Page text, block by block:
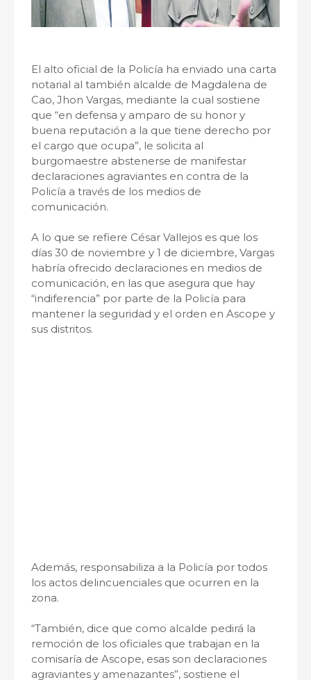
El alto oficial de la Policía ha enviado una carta
notarial al también alcalde de Magdalena de
Cao, Jhon Vargas, mediante la cual sostiene
que “en defensa y amparo de su honor y
buena reputación a la que tiene derecho por
el cargo que ocupa”, le solicita al
burgomaestre abstenerse de manifestar
declaraciones agraviantes en contra de la
Policía a través de los medios de
comunicación.
A lo que se refiere César Vallejos es que los
días 30 de noviembre y 1 de diciembre, Vargas
habría ofrecido declaraciones en medios de
comunicación, en las que asegura que hay
“indiferencia” por parte de la Policía para
mantener la seguridad y el orden en Ascope y
sus distritos.
Además, responsabiliza a la Policía por todos
los actos delincuenciales que ocurren en la
zona.
“También, dice que como alcalde pedirá la
remoción de los oficiales que trabajan en la
comisaría de Ascope, esas son declaraciones
agraviantes y amenazantes”, sostiene el